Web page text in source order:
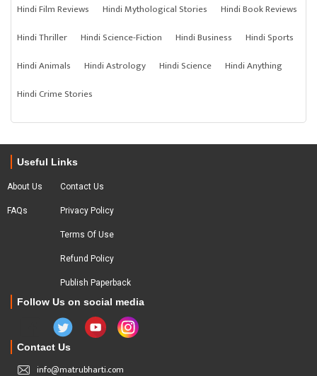
Hindi Film Reviews
Hindi Mythological Stories
Hindi Book Reviews
Hindi Thriller
Hindi Science-Fiction Hindi Business
Hindi Sports
Hindi Animals
Hindi Astrology Hindi Science
Hindi Anything
Hindi Crime Stories
Useful Links
About Us
FAQs
Contact Us
Privacy Policy
Terms Of Use
Refund Policy
Publish Paperback
Follow Us on social media
Contact Us
info@matrubharti.com